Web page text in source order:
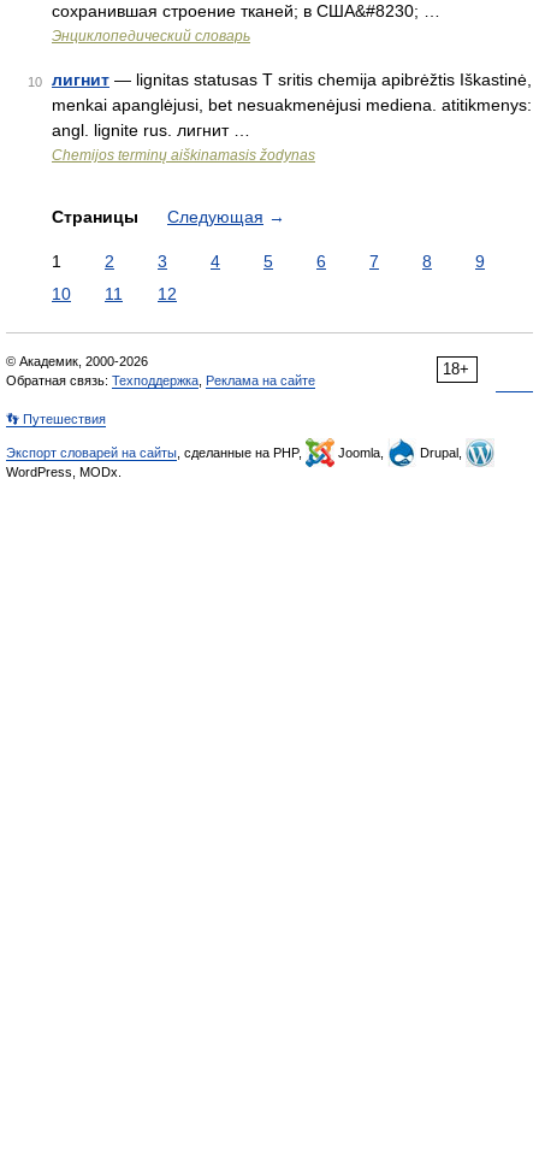
сохранившая строение тканей; в США&#8230; …
Энциклопедический словарь
10 лигнит — lignitas statusas T sritis chemija apibrėžtis Iškastinė,
menkai apanglėjusi, bet nesuakmenėjusi mediena. atitikmenys:
angl. lignite rus. лигнит …
Chemijos terminų aiškinamasis žodynas
Страницы Следующая →
1 2 3 4 5 6 7 8
9
10
11 12
18+
© Академик, 2000-2026
Обратная связь: Техподдержка Реклама на сайте
👣 Путешествия
Экспорт словарей на сайты , сделанные на PHP, Joomla,
Drupal,
WordPress, MODx.